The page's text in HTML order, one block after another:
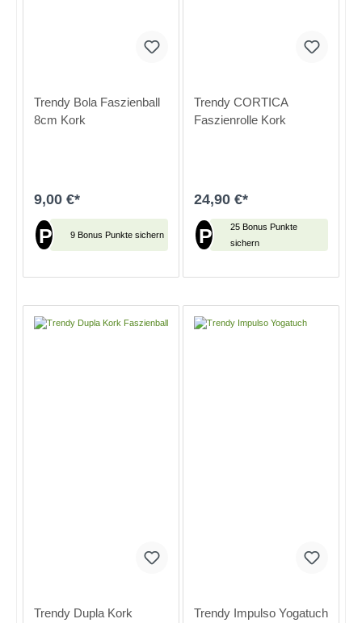
Trendy Bola Faszienball
8cm Kork
9,00 €*
P 9 Bonus Punkte sichern
In den Warenkorb
Trendy CORTICA
Faszienrolle Kork
24,90 €*
P
25 Bonus Punkte
sichern
In den Warenkorb
Trendy Dupla Kork
Trendy Impulso Yogatuch